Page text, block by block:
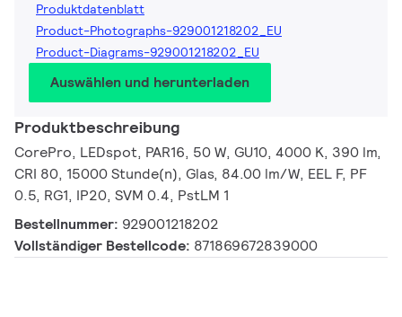
Produktdatenblatt
Product-Photographs-929001218202_EU
Product-Diagrams-929001218202_EU
Auswählen und herunterladen
Produktbeschreibung
CorePro, LEDspot, PAR16, 50 W, GU10, 4000 K, 390 lm,
CRI 80, 15000 Stunde(n), Glas, 84.00 lm/W, EEL F, PF
0.5, RG1, IP20, SVM 0.4, PstLM 1
Bestellnummer: 929001218202
Vollständiger Bestellcode: 871869672839000